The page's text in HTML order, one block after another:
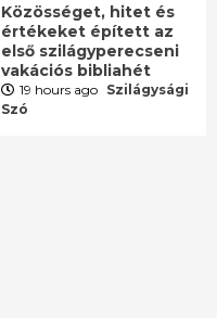
Közösséget, hitet és
értékeket épített az
első szilágyperecseni
vakációs bibliahét
19 hours ago Szilágysági
Szó